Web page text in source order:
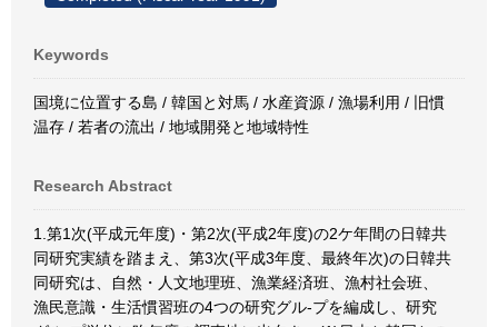
Keywords
国境に位置する島 / 韓国と対馬 / 水産資源 / 漁場利用 / 旧慣
温存 / 若者の流出 / 地域開発と地域特性
Research Abstract
1.第1次(平成元年度)・第2次(平成2年度)の2ケ年間の日韓共
同研究実績を踏まえ、第3次(平成3年度、最終年次)の日韓共
同研究は、自然・人文地理班、漁業経済班、漁村社会班、
漁民意識・生活慣習班の4つの研究グル-プを編成し、研究